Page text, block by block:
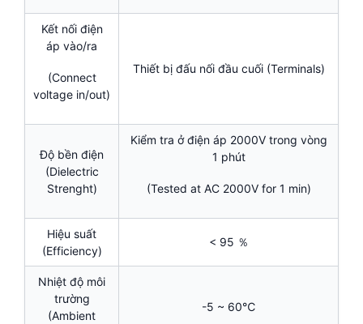
Kết nối điện
áp vào/ra
(Connect
voltage in/out)
Thiết bị đấu nối đầu cuối (Terminals)
Độ bền điện
(Dielectric
Strenght)
Kiểm tra ở điện áp 2000V trong vòng
1 phút
(Tested at AC 2000V for 1 min)
Hiệu suất
(Efficiency)
< 95 ％
Nhiệt độ môi
trường
(Ambient
-5 ~ 60℃